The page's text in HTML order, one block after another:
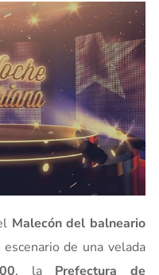
Malecón del balneario
de una velada
, la Prefectura de